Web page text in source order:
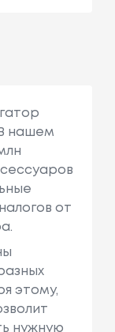
нашем
от
этому,
нужную